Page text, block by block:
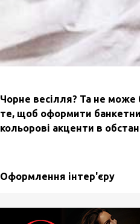
Чорне весілля? Та не може
те, щоб оформити
кольорові акценти в
Оформлення інтер'єру